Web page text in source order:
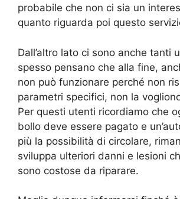
probabile che non ci sia un
quanto riguarda poi questo
Dall’altro lato ci sono anche tanti
spesso pensano che alla fine,
non può funzionare perché non
parametri specifici, non la
Per questi utenti ricordiamo che
bollo deve essere pagato e
più la possibilità di circolare,
sviluppa ulteriori danni e lesioni
sono costose da riparare.